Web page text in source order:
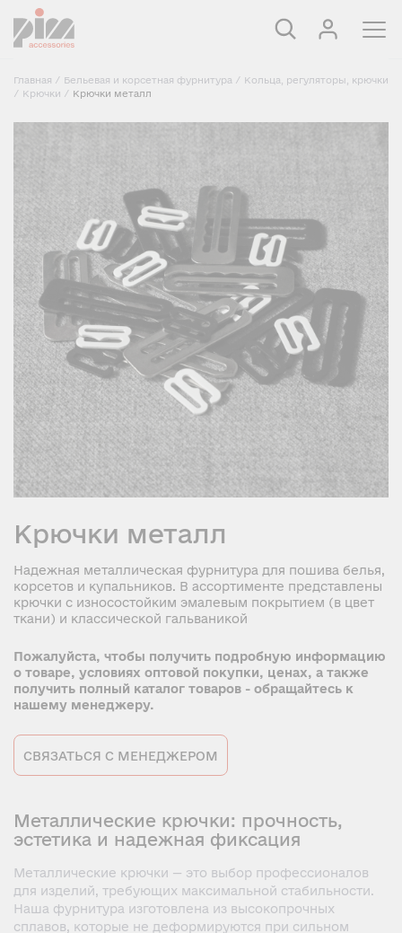
Главная / Бельевая и корсетная фурнитура / Кольца, регуляторы, крючки
/ Крючки / Крючки металл
Крючки металл
Надежная металлическая фурнитура для пошива белья,
корсетов и купальников. В ассортименте представлены
крючки с износостойким эмалевым покрытием (в цвет
ткани) и классической гальваникой
Пожалуйста, чтобы получить подробную информацию
о товаре, условиях оптовой покупки, ценах, а также
получить полный каталог товаров - обращайтесь к
нашему менеджеру.
СВЯЗАТЬСЯ С МЕНЕДЖЕРОМ
Металлические крючки: прочность,
эстетика и надежная фиксация
Металлические крючки — это выбор профессионалов
для изделий, требующих максимальной стабильности.
Наша фурнитура изготовлена из высокопрочных
сплавов, которые не деформируются при сильном